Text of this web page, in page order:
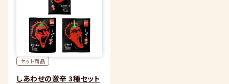
セット商品
しあわせの激辛 3種セット